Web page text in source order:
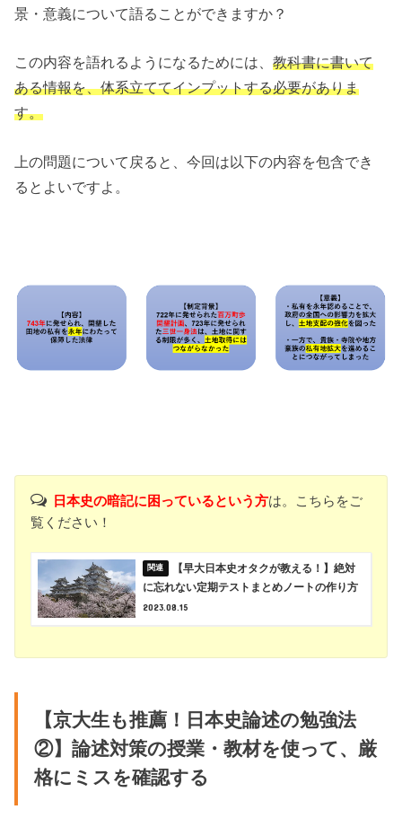
景・意義について語ることができますか？
この内容を語れるようになるためには、教科書に書いて
ある情報を、体系立ててインプットする必要がありま
す。
上の問題について戻ると、今回は以下の内容を包含でき
るとよいですよ。
日本史の暗記に困っているという方は。こちらをご
覧ください！
【早大日本史オタクが教える！】絶対
に忘れない定期テストまとめノートの作り方
2023.08.15
【京大生も推薦！日本史論述の勉強法
②】論述対策の授業・教材を使って、厳
格にミスを確認する